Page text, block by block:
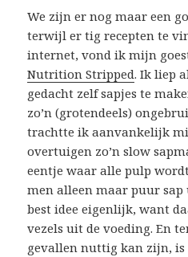
We zijn er nog maar een
terwijl er tig recepten te
internet, vond ik mijn
Nutrition Stripped. Ik liep
gedacht zelf sapjes te
zo’n (grotendeels)
trachtte ik aanvankelijk
overtuigen zo’n slow
eentje waar alle pulp
men alleen maar puur sap
best idee eigenlijk, want
vezels uit de voeding. En
gevallen nuttig kan zijn, is